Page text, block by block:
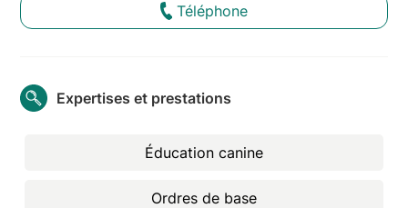
Téléphone
Expertises et prestations
Éducation canine
Ordres de base